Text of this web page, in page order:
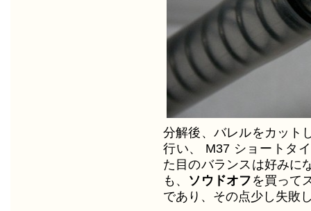
分解後、バレルをカット
行い、 M37 ショートタ
た目のバランスは好みに
も、 ソウドオフ を買って
であり、その点少し失敗